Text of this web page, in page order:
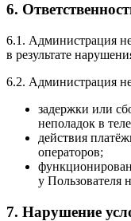
6.
6.1. Администрация
в результате
6.2. Администрация не
задержки или
неполадок в
действия
операторов;
у Пользователя
7. Нарушение